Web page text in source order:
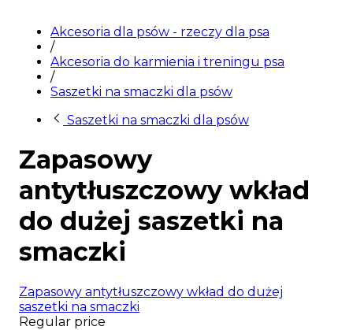
Akcesoria dla psów - rzeczy dla psa
/
Akcesoria do karmienia i treningu psa
/
Saszetki na smaczki dla psów
Saszetki na smaczki dla psów
Zapasowy
antytłuszczowy wkład
do dużej saszetki na
smaczki
Zapasowy antytłuszczowy wkład do dużej
saszetki na smaczki
Regular price